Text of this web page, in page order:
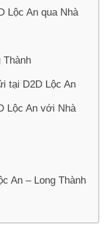
Lộc An qua Nhà
tại D2D Lộc An
Lộc An với Nhà
An – Long Thành